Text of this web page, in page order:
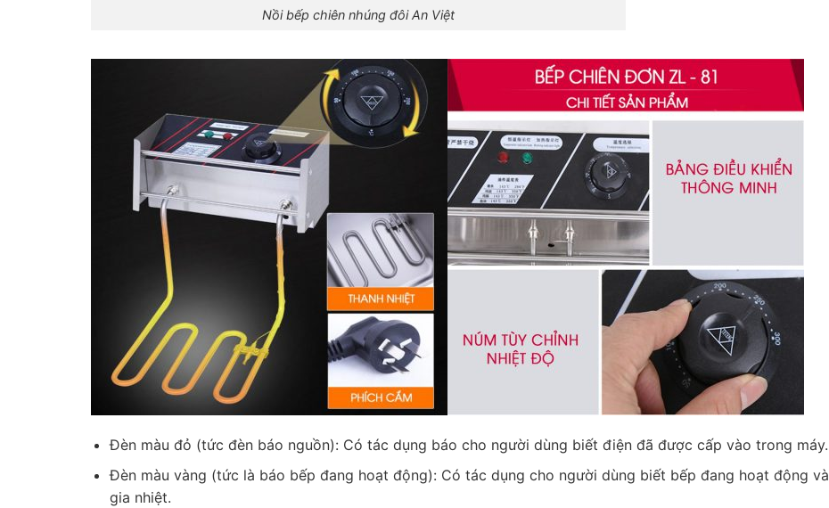
Nồi bếp chiên nhúng đôi An Việt
Đèn màu đỏ (tức đèn báo nguồn): Có tác dụng báo cho người dùng biết điện đã được cấp vào trong máy.
Đèn màu vàng (tức là báo bếp đang hoạt động): Có tác dụng cho người dùng biết bếp đang hoạt động và
gia nhiệt.